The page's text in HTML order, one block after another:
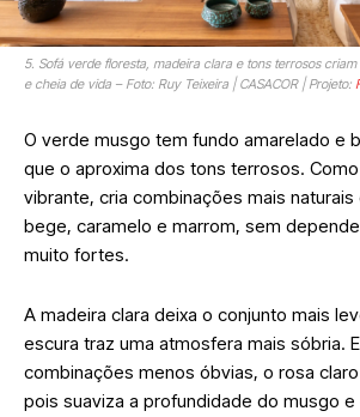
5. Sofá verde floresta, madeira clara e tons terrosos
e cheia de vida – Foto: Ruy Teixeira | CASACOR | Projeto:
O verde musgo tem fundo amarelado e
que o aproxima dos tons terrosos.
vibrante, cria combinações mais naturais
bege, caramelo e marrom, sem
muito fortes.
A madeira clara deixa o conjunto mais
escura traz uma atmosfera mais sóbria.
combinações menos óbvias, o rosa
pois suaviza a profundidade do musgo e